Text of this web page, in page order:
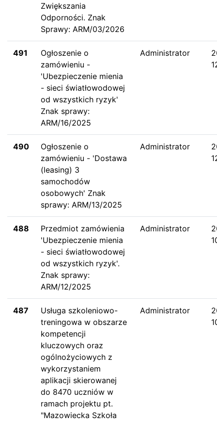
Zwiększania
Odporności. Znak
Sprawy: ARM/03/2026
491
Ogłoszenie o
zamówieniu -
'Ubezpieczenie mienia
- sieci światłowodowej
od wszystkich ryzyk'
Znak sprawy:
ARM/16/2025
Administrator
490
Ogłoszenie o
zamówieniu - 'Dostawa
(leasing) 3
samochodów
osobowych' Znak
sprawy: ARM/13/2025
Administrator
488
Przedmiot zamówienia
'Ubezpieczenie mienia
- sieci światłowodowej
od wszystkich ryzyk'.
Znak sprawy:
ARM/12/2025
Administrator
487
Usługa szkoleniowo-
treningowa w obszarze
kompetencji
kluczowych oraz
ogólnożyciowych z
wykorzystaniem
aplikacji skierowanej
do 8470 uczniów w
ramach projektu pt.
"Mazowiecka Szkoła
Administrator